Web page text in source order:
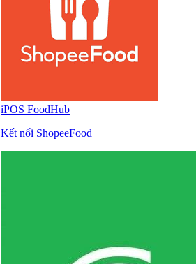
iPOS FoodHub
Kết nối ShopeeFood